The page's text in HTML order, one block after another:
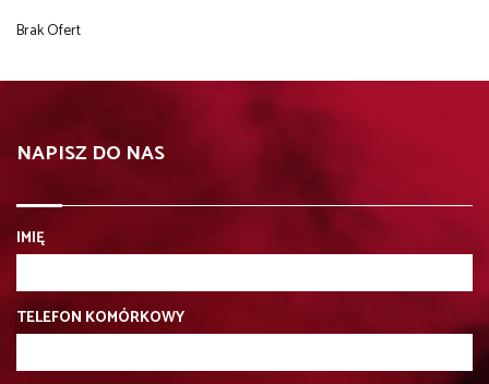
Brak Ofert
NAPISZ DO NAS
IMIĘ
TELEFON KOMÓRKOWY